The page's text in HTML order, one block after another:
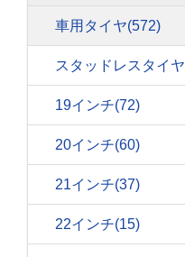
車用タイヤ(572)
スタッドレスタイヤ
19インチ(72)
20インチ(60)
21インチ(37)
22インチ(15)